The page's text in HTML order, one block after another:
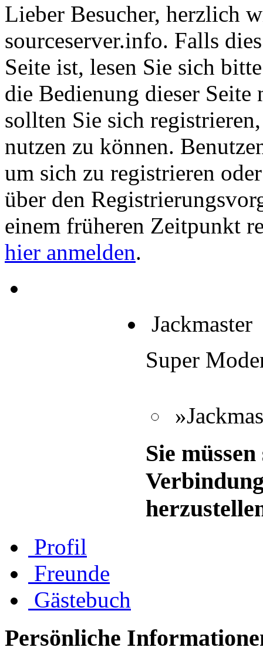
Lieber Besucher, herzlich
sourceserver.info. Falls
Seite ist, lesen Sie sich
die Bedienung dieser Seite
sollten Sie sich
nutzen zu können.
um sich zu registrieren
über den
einem früheren Zeitpunkt
hier anmelden.
Jackmaster
Super
Sie
Profil
Freunde
Gästebuch
Persönliche